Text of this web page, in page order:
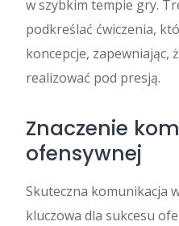
w szybkim tempie gry.
podkreślać ćwiczenia,
koncepcje, zapewniając,
realizować pod presją.
Znaczenie
ofensywnej
Skuteczna komunikacja
kluczowa dla sukcesu